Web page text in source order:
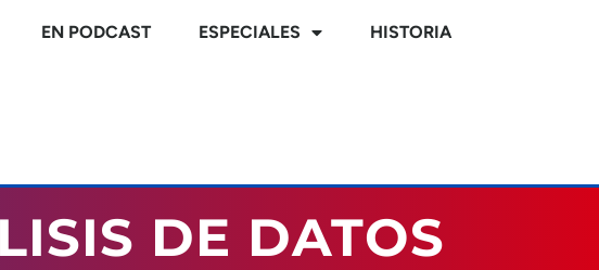
EN PODCAST ESPECIALES HISTORIA
DE DATOS